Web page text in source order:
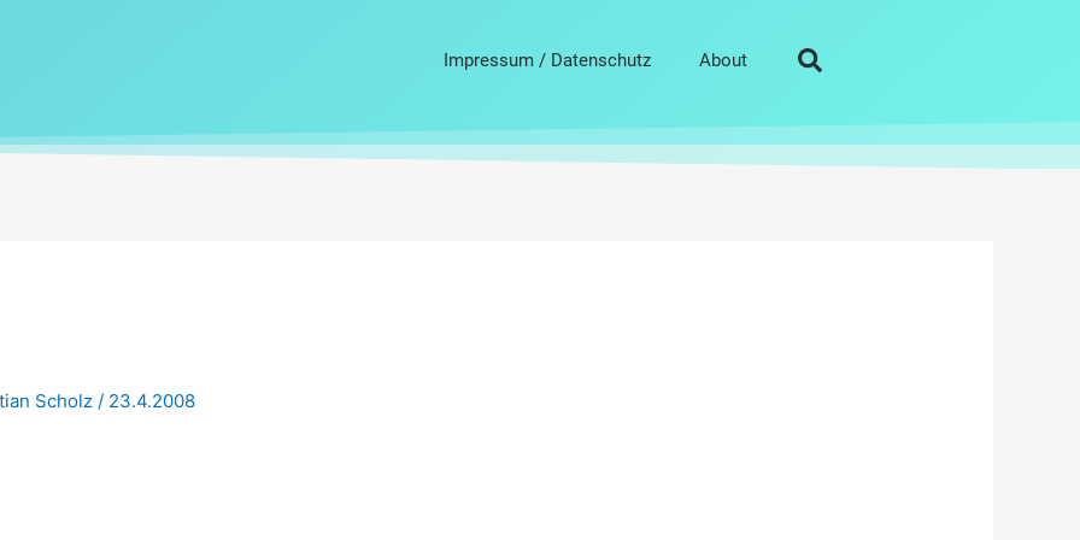
Impressum / Datenschutz About
Scholz/ 23.4.2008